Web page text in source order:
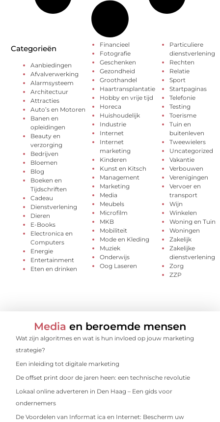
Categorieën
Aanbiedingen
Afvalverwerking
Alarmsysteem
Architectuur
Attracties
Auto’s en Motoren
Banen en
opleidingen
Beauty en
verzorging
Bedrijven
Bloemen
Blog
Boeken en
Tijdschriften
Cadeau
Dienstverlening
Dieren
E-Books
Electronica en
Computers
Energie
Entertainment
Eten en drinken
Financieel
Fotografie
Geschenken
Gezondheid
Groothandel
Haartransplantatie
Hobby en vrije tijd
Horeca
Huishoudelijk
Industrie
Internet
Internet
marketing
Kinderen
Kunst en Kitsch
Management
Marketing
Media
Meubels
Microfilm
MKB
Mobiliteit
Mode en Kleding
Muziek
Onderwijs
Oog Laseren
Particuliere
dienstverlening
Rechten
Relatie
Sport
Startpaginas
Telefonie
Testing
Toerisme
Tuin en
buitenleven
Tweewielers
Uncategorized
Vakantie
Verbouwen
Verenigingen
Vervoer en
transport
Wijn
Winkelen
Woning en Tuin
Woningen
Zakelijk
Zakelijke
dienstverlening
Zorg
ZZP
Media en beroemde mensen
Wat zijn algoritmes en wat is hun invloed op jouw marketing
strategie?
Een inleiding tot digitale marketing
De offset print door de jaren heen: een technische revolutie
Lokaal online adverteren in Den Haag – Een gids voor
ondernemers
De Voordelen van Informat ica en Internet: Bescherm uw